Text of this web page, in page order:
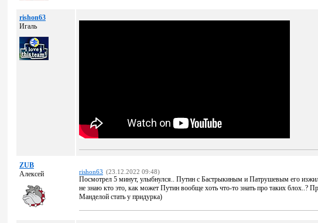
rishon63
Игаль
ZUB
Алексей
rishon63 (23.12.2022 09:48)
Посмотрел 5 минут, улыбнулся.. Путин с Бастрыкиным и Патрушевым его
не знаю кто это, как может Путин вообще хоть что-то знать про таких блох..?
Манделой стать у придурка)